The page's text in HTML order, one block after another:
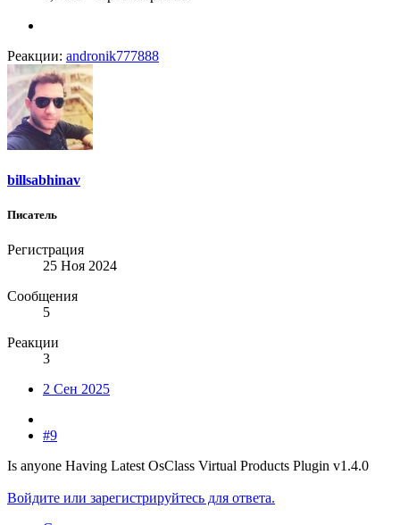
Реакции: andronik777888
billsabhinav
Писатель
Регистрация
25 Ноя 2024
Сообщения
5
Реакции
3
2 Сен 2025
#9
Is anyone Having Latest OsClass Virtual Products Plugin v1.4.0
Войдите или зарегистрируйтесь для ответа.